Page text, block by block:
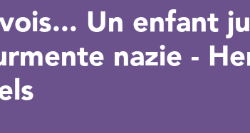
Un enfant
nazie -